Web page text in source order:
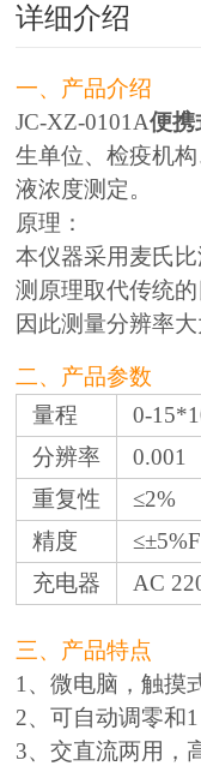
详细介绍
一、产品介绍
JC-XZ-0101A便携
生单位、检疫机
液浓度测定。
原理：
本仪器采用麦氏
测原理取代传统
因此测量分辨率大
二、产品参数
量程
0-
分辨率
0.001
重复性
≤2%
精度
充电器
AC
三、产品特点
1、微电脑，触摸
2、可自动调零和1
3、交直流两用，